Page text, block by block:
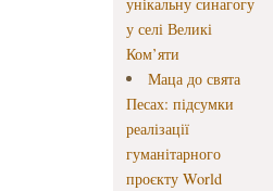
у селі Великі
Ком’яти
Маца до свята
Песах: підсумки
реалізації
гуманітарного
проєкту World